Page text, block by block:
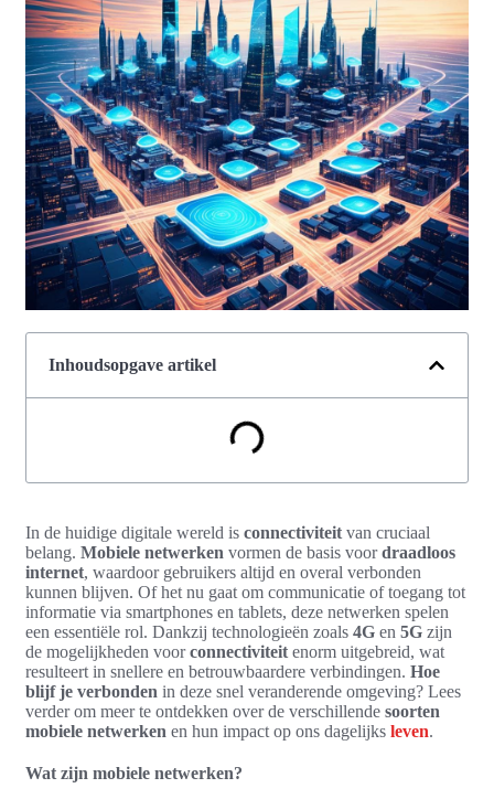
Inhoudsopgave artikel
In de huidige digitale wereld is connectiviteit van cruciaal
belang. Mobiele netwerken vormen de basis voordraadloos
internet, waardoor gebruikers altijd en overal verbonden
kunnen blijven. Of het nu gaat om communicatie of toegang tot
informatie via smartphones en tablets, deze netwerken spelen
een essentiële rol. Dankzij technologieën zoals 4G en 5G zijn
de mogelijkheden voorconnectiviteit enorm uitgebreid, wat
resulteert in snellere en betrouwbaardere verbindingen. Hoe
blijf je verbonden in deze snel veranderende omgeving? Lees
verder om meer te ontdekken over de verschillende soorten
mobiele netwerken en hun impact op ons dagelijks leven.
Wat zijn mobiele netwerken?